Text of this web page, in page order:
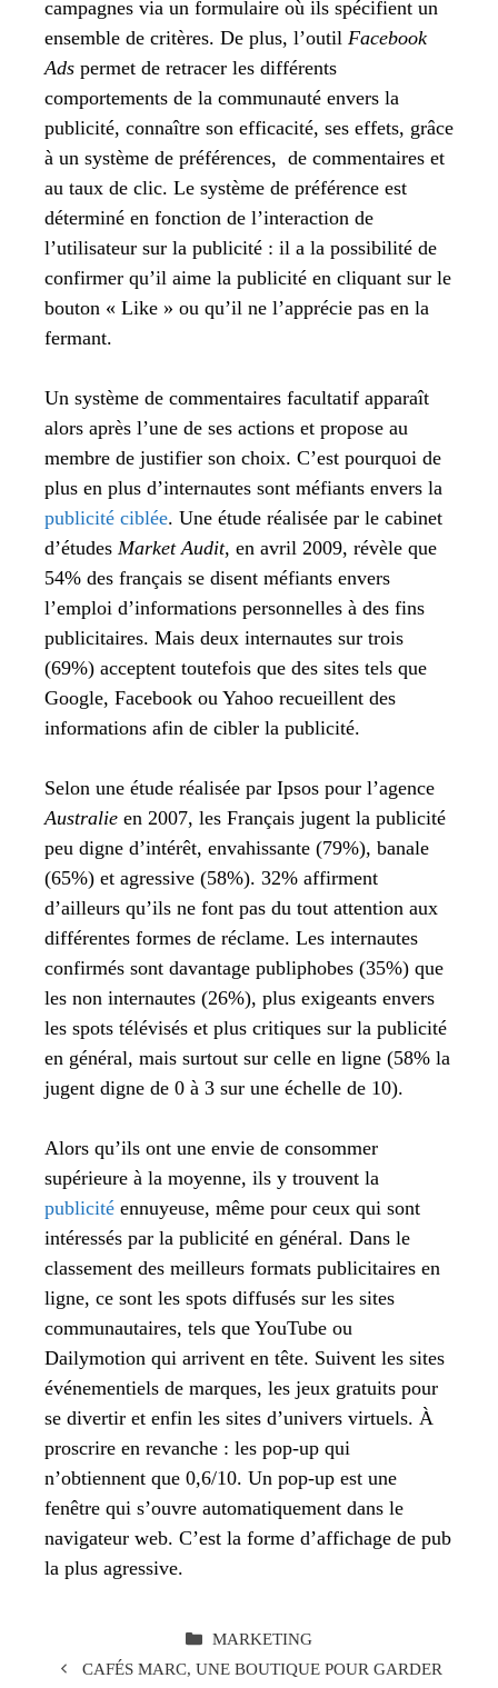
campagnes via un formulaire où ils spécifient un
ensemble de critères. De plus, l’outil Facebook
Ads permet de retracer les différents
comportements de la communauté envers la
publicité, connaître son efficacité, ses effets, grâce
à un système de préférences, de commentaires et
au taux de clic. Le système de préférence est
déterminé en fonction de l’interaction de
l’utilisateur sur la publicité : il a la possibilité de
confirmer qu’il aime la publicité en cliquant sur le
bouton « Like » ou qu’il ne l’apprécie pas en la
fermant.
Un système de commentaires facultatif apparaît
alors après l’une de ses actions et propose au
membre de justifier son choix. C’est pourquoi de
plus en plus d’internautes sont méfiants envers la
publicité ciblée. Une étude réalisée par le cabinet
d’études Market Audit, en avril 2009, révèle que
54% des français se disent méfiants envers
l’emploi d’informations personnelles à des fins
publicitaires. Mais deux internautes sur trois
(69%) acceptent toutefois que des sites tels que
Google, Facebook ou Yahoo recueillent des
informations afin de cibler la publicité.
Selon une étude réalisée par Ipsos pour l’agence
Australie en 2007, les Français jugent la publicité
peu digne d’intérêt, envahissante (79%), banale
(65%) et agressive (58%). 32% affirment
d’ailleurs qu’ils ne font pas du tout attention aux
différentes formes de réclame. Les internautes
confirmés sont davantage publiphobes (35%) que
les non internautes (26%), plus exigeants envers
les spots télévisés et plus critiques sur la publicité
en général, mais surtout sur celle en ligne (58% la
jugent digne de 0 à 3 sur une échelle de 10).
Alors qu’ils ont une envie de consommer
supérieure à la moyenne, ils y trouvent la
publicité ennuyeuse, même pour ceux qui sont
intéressés par la publicité en général. Dans le
classement des meilleurs formats publicitaires en
ligne, ce sont les spots diffusés sur les sites
communautaires, tels que YouTube ou
Dailymotion qui arrivent en tête. Suivent les sites
événementiels de marques, les jeux gratuits pour
se divertir et enfin les sites d’univers virtuels. À
proscrire en revanche : les pop-up qui
n’obtiennent que 0,6/10. Un pop-up est une
fenêtre qui s’ouvre automatiquement dans le
navigateur web. C’est la forme d’affichage de pub
la plus agressive.
CATÉGORIES
MARKETING
CAFÉS MARC, UNE BOUTIQUE POUR GARDER